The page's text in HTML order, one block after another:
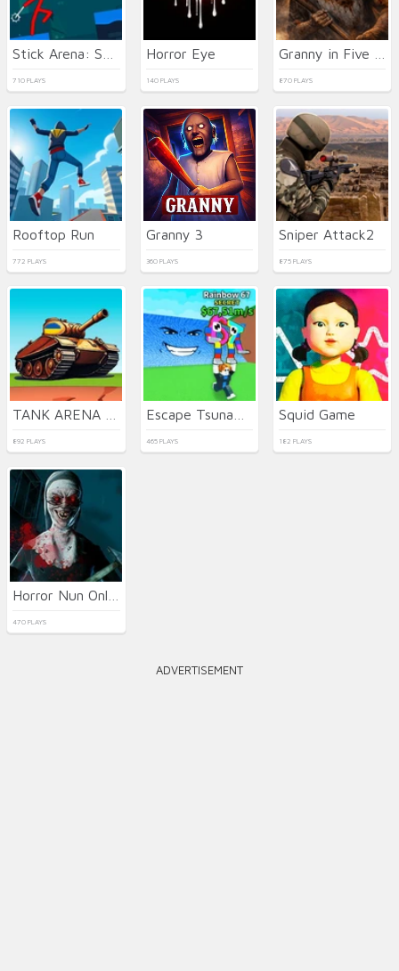
710 PLAYS
Horror Eye
140 PLAYS 870 PLAYS
Rooftop Run
772 PLAYS
Granny 3
360 PLAYS
Sniper Attack2
875 PLAYS
892 PLAYS 465 PLAYS
Squid Game
182 PLAYS
470 PLAYS
ADVERTISEMENT